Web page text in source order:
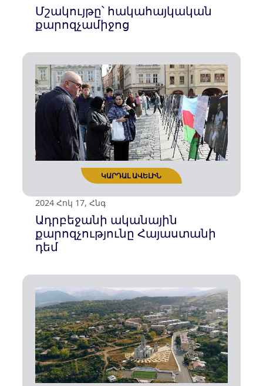
ԿԱՐԴԱԼ ԱՎԵԼԻՆ
ԿԱՐԴԱԼ ԱՎԵԼԻՆ
2024 Նոյ 08, Ուրբ
Արցախում հայկական
ժառանգության ոչնչացումը և
կրոնական առաջնորդների
անտարբերությունը